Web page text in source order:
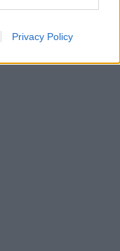
Privacy Policy